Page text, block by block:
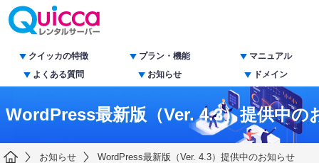
クイッカの特徴 プラン・機能
マニュアル
よくある質問
お知らせ ドメイン
WordPress最新版（Ver. 4.3）提供中の
お知らせ WordPress最新版（Ver. 4.3）提供中のお知らせ